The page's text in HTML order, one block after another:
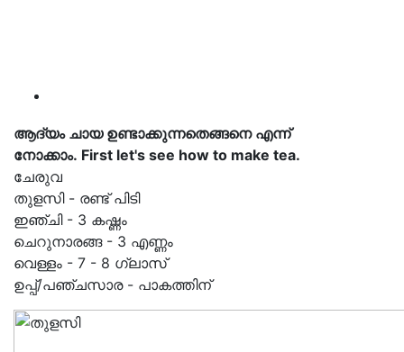
ആദ്യം ചായ ഉണ്ടാക്കുന്നതെങ്ങനെ എന്ന്
നോക്കാം. First let's see how to make tea.
ചേരുവ
തുളസി - രണ്ട് പിടി
ഇഞ്ചി - 3 കഷ്ണം
ചെറുനാരങ്ങ - 3 എണ്ണം
വെള്ളം - 7 - 8 ഗ്ലാസ്
ഉപ്പ്/പഞ്ചസാര - പാകത്തിന്